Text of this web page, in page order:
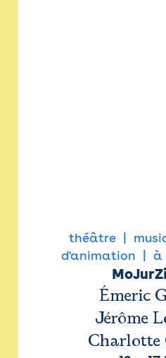
théâtre
d'animation
à
Émeric
Jérôme
Charlotte